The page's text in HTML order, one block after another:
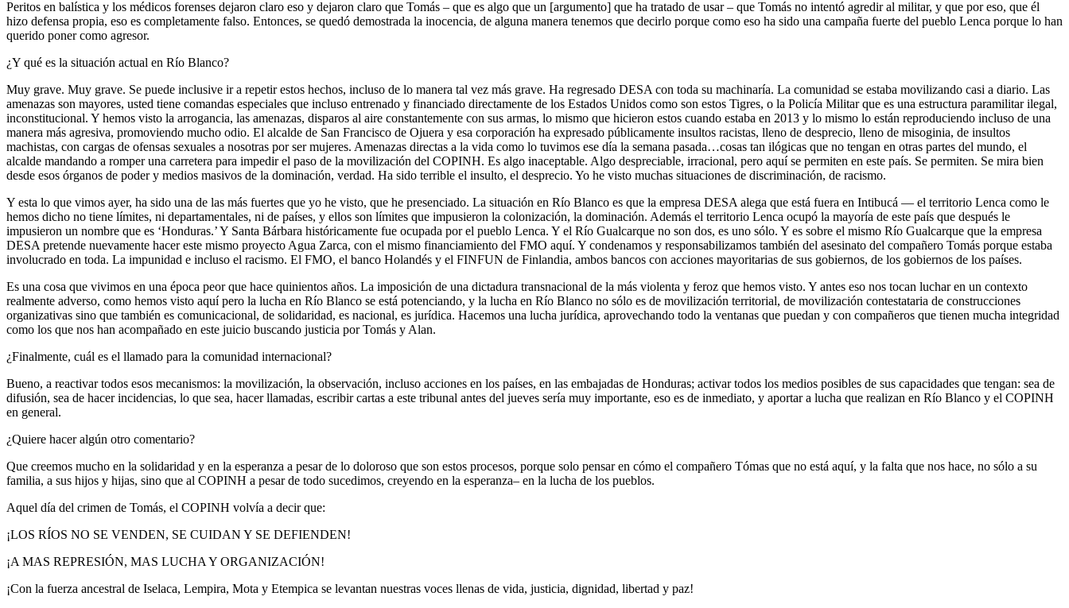
Peritos en balística y los médicos forenses dejaron claro eso y dejaron claro que Tomás – que es algo que un [argumento] que ha tratado de usar – que Tomás no intentó agredir al militar, y que por eso, que él
hizo defensa propia, eso es completamente falso. Entonces, se quedó demostrada la inocencia, de alguna manera tenemos que decirlo porque como eso ha sido una campaña fuerte del pueblo Lenca porque lo han
querido poner como agresor.
¿Y qué es la situación actual en Río Blanco?
Muy grave. Muy grave. Se puede inclusive ir a repetir estos hechos, incluso de lo manera tal vez más grave. Ha regresado DESA con toda su machinaría. La comunidad se estaba movilizando casi a diario. Las
amenazas son mayores, usted tiene comandas especiales que incluso entrenado y financiado directamente de los Estados Unidos como son estos Tigres, o la Policía Militar que es una estructura paramilitar ilegal,
inconstitucional. Y hemos visto la arrogancia, las amenazas, disparos al aire constantemente con sus armas, lo mismo que hicieron estos cuando estaba en 2013 y lo mismo lo están reproduciendo incluso de una
manera más agresiva, promoviendo mucho odio. El alcalde de San Francisco de Ojuera y esa corporación ha expresado públicamente insultos racistas, lleno de desprecio, lleno de misoginia, de insultos
machistas, con cargas de ofensas sexuales a nosotras por ser mujeres. Amenazas directas a la vida como lo tuvimos ese día la semana pasada…cosas tan ilógicas que no tengan en otras partes del mundo, el
alcalde mandando a romper una carretera para impedir el paso de la movilización del COPINH. Es algo inaceptable. Algo despreciable, irracional, pero aquí se permiten en este país. Se permiten. Se mira bien
desde esos órganos de poder y medios masivos de la dominación, verdad. Ha sido terrible el insulto, el desprecio. Yo he visto muchas situaciones de discriminación, de racismo.
Y esta lo que vimos ayer, ha sido una de las más fuertes que yo he visto, que he presenciado. La situación en Río Blanco es que la empresa DESA alega que está fuera en Intibucá — el territorio Lenca como le
hemos dicho no tiene límites, ni departamentales, ni de países, y ellos son límites que impusieron la colonización, la dominación. Además el territorio Lenca ocupó la mayoría de este país que después le
impusieron un nombre que es ‘Honduras.’ Y Santa Bárbara históricamente fue ocupada por el pueblo Lenca. Y el Río Gualcarque no son dos, es uno sólo. Y es sobre el mismo Río Gualcarque que la empresa
DESA pretende nuevamente hacer este mismo proyecto Agua Zarca, con el mismo financiamiento del FMO aquí. Y condenamos y responsabilizamos también del asesinato del compañero Tomás porque estaba
involucrado en toda. La impunidad e incluso el racismo. El FMO, el banco Holandés y el FINFUN de Finlandia, ambos bancos con acciones mayoritarias de sus gobiernos, de los gobiernos de los países.
Es una cosa que vivimos en una época peor que hace quinientos años. La imposición de una dictadura transnacional de la más violenta y feroz que hemos visto. Y antes eso nos tocan luchar en un contexto
realmente adverso, como hemos visto aquí pero la lucha en Río Blanco se está potenciando, y la lucha en Río Blanco no sólo es de movilización territorial, de movilización contestataria de construcciones
organizativas sino que también es comunicacional, de solidaridad, es nacional, es jurídica. Hacemos una lucha jurídica, aprovechando todo la ventanas que puedan y con compañeros que tienen mucha integridad
como los que nos han acompañado en este juicio buscando justicia por Tomás y Alan.
¿Finalmente, cuál es el llamado para la comunidad internacional?
Bueno, a reactivar todos esos mecanismos: la movilización, la observación, incluso acciones en los países, en las embajadas de Honduras; activar todos los medios posibles de sus capacidades que tengan: sea de
difusión, sea de hacer incidencias, lo que sea, hacer llamadas, escribir cartas a este tribunal antes del jueves sería muy importante, eso es de inmediato, y aportar a lucha que realizan en Río Blanco y el COPINH
en general.
¿Quiere hacer algún otro comentario?
Que creemos mucho en la solidaridad y en la esperanza a pesar de lo doloroso que son estos procesos, porque solo pensar en cómo el compañero Tómas que no está aquí, y la falta que nos hace, no sólo a su
familia, a sus hijos y hijas, sino que al COPINH a pesar de todo sucedimos, creyendo en la esperanza– en la lucha de los pueblos.
Aquel día del crimen de Tomás, el COPINH volvía a decir que:
¡LOS RÍOS NO SE VENDEN, SE CUIDAN Y SE DEFIENDEN!
¡A MAS REPRESIÓN, MAS LUCHA Y ORGANIZACIÓN!
¡Con la fuerza ancestral de Iselaca, Lempira, Mota y Etempica se levantan nuestras voces llenas de vida, justicia, dignidad, libertad y paz!